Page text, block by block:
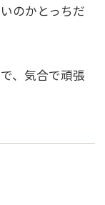
のかとっちだ
、気合で頑張